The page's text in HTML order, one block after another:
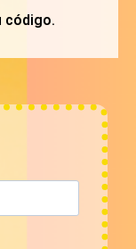
polos vintage de
(sin IVA)
código.